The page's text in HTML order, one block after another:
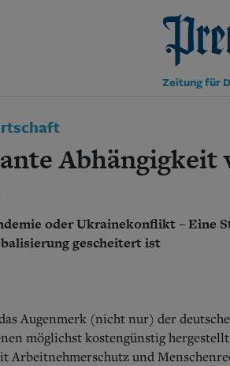
Preußische
Zeitung für
finden
oder Ukrainekonflikt – Eine
gescheitert ist
Augenmerk (nicht nur) der
möglichst kostengünstig
Arbeitnehmerschutz und